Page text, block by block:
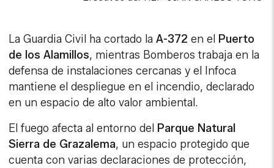
La Guardia Civil ha cortado laA-372 en el Puerto
de los Alamillos, mientras Bomberos trabaja en la
defensa de instalaciones cercanas y el Infoca
mantiene el despliegue en el incendio, declarado
en un espacio de alto valor ambiental.
El fuego afecta al entorno del Parque Natural
Sierra de Grazalema, un espacio protegido que
cuenta con varias declaraciones de protección,